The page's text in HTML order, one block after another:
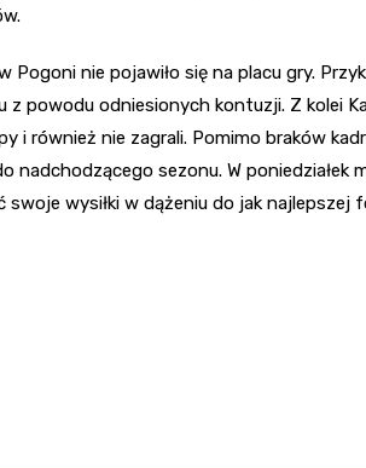
nie pojawiło się na placu gry.
z powodu odniesionych kontuzji. Z kolei
i również nie zagrali. Pomimo braków
sezonu. W poniedziałek
wysiłki w dążeniu do jak najlepszej